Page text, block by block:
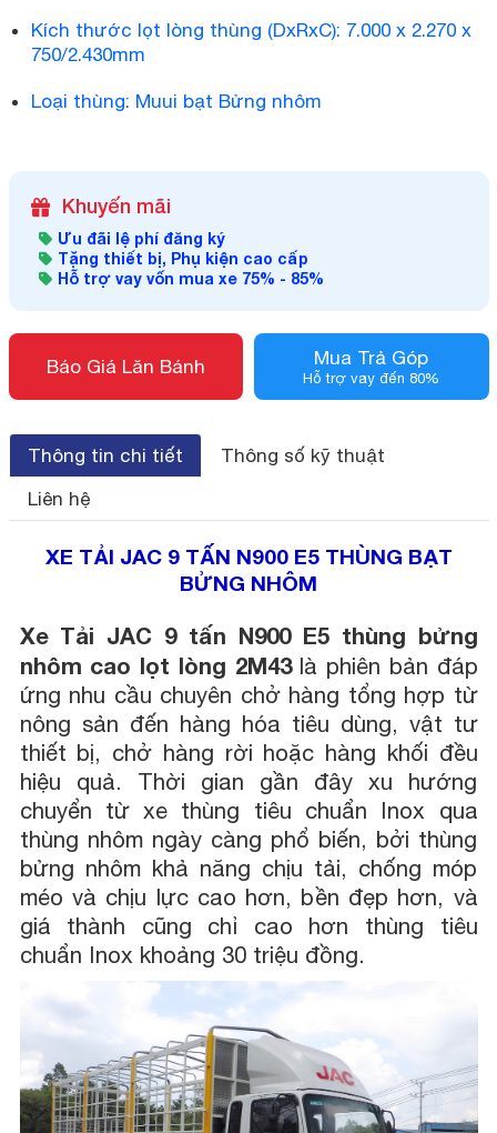
Kích thước lọt lòng thùng (DxRxC): 7.000 x 2.270 x
750/2.430mm
Loại thùng: Muui bạt Bửng nhôm
Khuyến mãi
Ưu đãi lệ phí đăng ký
Tặng thiết bị, Phụ kiện cao cấp
Hỗ trợ vay vốn mua xe 75% - 85%
Báo Giá Lăn Bánh Mua Trả Góp
Hỗ trợ vay đến 80%
Thông tin chi tiết
Thông số kỹ thuật
Liên hệ
XE TẢI JAC 9 TẤN N900 E5 THÙNG BẠT
BỬNG NHÔM
Xe Tải JAC 9 tấn N900 E5 thùng bửng
nhôm cao lọt lòng 2M43là phiên bản đáp
ứng nhu cầu chuyên chở hàng tổng hợp từ
nông sản đến hàng hóa tiêu dùng, vật tư
thiết bị, chở hàng rời hoặc hàng khối đều
hiệu quả. Thời gian gần đây xu hướng
chuyển từ xe thùng tiêu chuẩn Inox qua
thùng nhôm ngày càng phổ biến, bởi thùng
bửng nhôm khả năng chịu tải, chống móp
méo và chịu lực cao hơn, bền đẹp hơn, và
giá thành cũng chỉ cao hơn thùng tiêu
chuẩn Inox khoảng 30 triệu đồng.